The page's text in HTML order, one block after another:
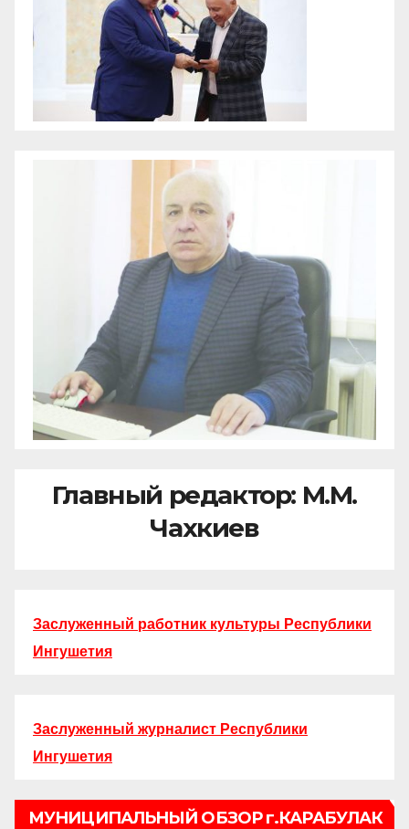
Главный редактор: М.М.
Чахкиев
Заслуженный работник культуры Республики
Ингушетия
Заслуженный журналист Республики
Ингушетия
МУНИЦИПАЛЬНЫЙ ОБЗОР г.КАРАБУЛАК